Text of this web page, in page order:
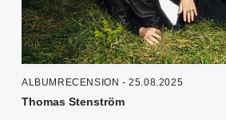
ALBUMRECENSION - 25.08.2025
Thomas Stenström